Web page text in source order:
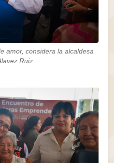
amor, considera la alcaldesa
Ruiz.